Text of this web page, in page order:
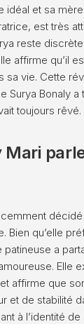
idéal et sa
est très
reste discrète
affirme qu’il
sa vie. Cette
Surya Bonaly a
toujours rêvé.
Bien qu’elle
patineuse a
Elle
et affirme que
et de stabilité
à l’identité